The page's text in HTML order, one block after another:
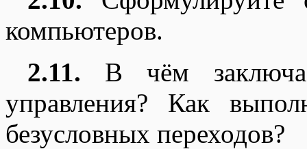
компьютеров.
2.11. В чём
управления? Как
безусловных переходов?